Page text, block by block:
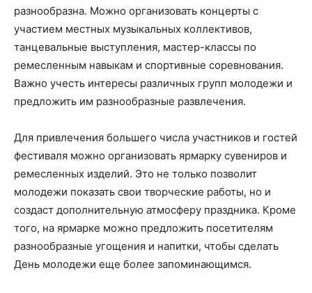
разнообразна. Можно организовать концерты с
участием местных музыкальных коллективов,
танцевальные выступления, мастер-классы по
ремесленным навыкам и спортивные соревнования.
Важно учесть интересы различных групп молодежи и
предложить им разнообразные развлечения.
Для привлечения большего числа участников и гостей
фестиваля можно организовать ярмарку сувениров и
ремесленных изделий. Это не только позволит
молодежи показать свои творческие работы, но и
создаст дополнительную атмосферу праздника. Кроме
того, на ярмарке можно предложить посетителям
разнообразные угощения и напитки, чтобы сделать
День молодежи еще более запоминающимся.